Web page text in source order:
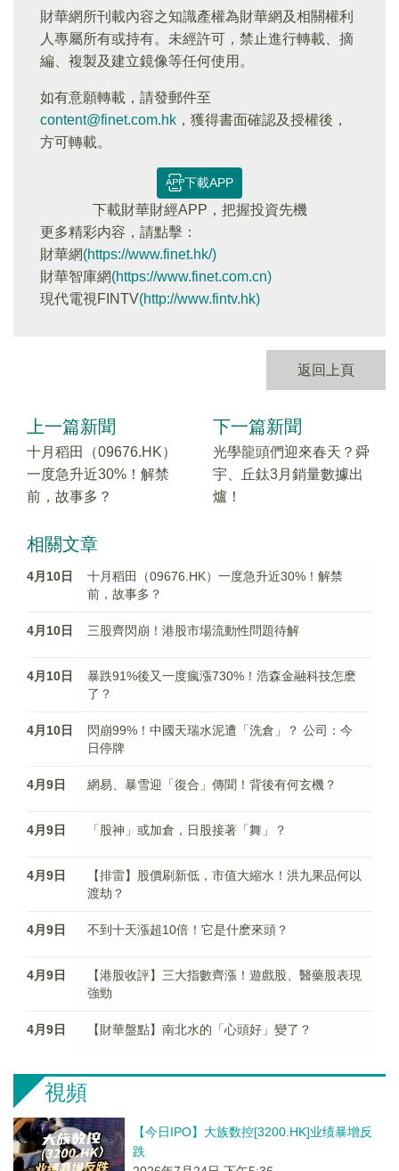
財華網所刊載內容之知識產權為財華網及相關權利
人專屬所有或持有。未經許可，禁止進行轉載、摘
編、複製及建立鏡像等任何使用。
如有意願轉載，請發郵件至
content@finet.com.hk ，獲得書面確認及授權後，
方可轉載。
下載APP
下載財華財經APP，把握投資先機
更多精彩内容，請點擊：
財華網(https://www.finet.hk/)
財華智庫網(https://www.finet.com.cn)
現代電視FINTV(http://www.fintv.hk)
返回上頁
上一篇新聞
十月稻田（09676.HK）
一度急升近30%！解禁
前，故事多？
下一篇新聞
光學龍頭們迎來春天？舜
宇、丘鈦3月銷量數據出
爐！
相關文章
4月10日
十月稻田（09676.HK）一度急升近30%！解禁
前，故事多？
4月10日 三股齊閃崩！港股市場流動性問題待解
4月10日
暴跌91%後又一度瘋漲730%！浩森金融科技怎麽
了？
4月10日
閃崩99%！中國天瑞水泥遭「洗倉」？ 公司：今
日停牌
4月9日 網易、暴雪迎「復合」傳聞！背後有何玄機？
4月9日 「股神」或加倉，日股接著「舞」？
4月9日
【排雷】股價刷新低，市值大縮水！洪九果品何以
渡劫？
4月9日 不到十天漲超10倍！它是什麽來頭？
4月9日
【港股收評】三大指數齊漲！遊戲股、醫藥股表現
強勁
4月9日 【財華盤點】南北水的「心頭好」變了？
視頻
【今日IPO】大族数控[3200.HK]业绩暴增反
跌